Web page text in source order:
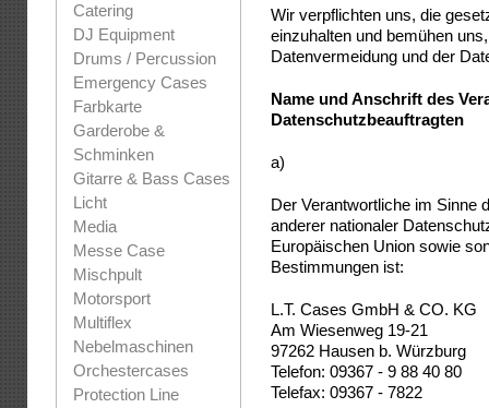
Catering
DJ Equipment
Drums / Percussion
Emergency Cases
Farbkarte
Garderobe &
Schminken
Gitarre & Bass Cases
Licht
Media
Messe Case
Mischpult
Motorsport
Multiflex
Nebelmaschinen
Orchestercases
Protection Line
Wir verpflichten uns, die
einzuhalten und bemühen
Datenvermeidung und der
Name und Anschrift des
Datenschutzbeauftragten
a)
Der Verantwortliche im Sinne
anderer nationaler
Europäischen Union sowie
Bestimmungen ist:
L.T. Cases GmbH & CO. KG
Am Wiesenweg 19-21
97262 Hausen b. Würzburg
Telefon: 09367 - 9 88 40 80
Telefax: 09367 - 7822